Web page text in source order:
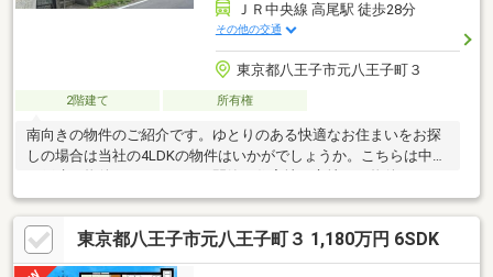
ＪＲ中央線 高尾駅 徒歩28分
その他の交通
東京都八王子市元八王子町３
2階建て 所有権
南向きの物件のご紹介です。ゆとりのある快適なお住まいをお探
しの場合は当社の4LDKの物件はいかがでしょうか。こちらは中古
駐輪場が利用できるので、自転車の盗難の心配がありません。休
日には庭10坪以上であれば大人数でバーベキューも楽しめます。
立地が良いので眺めも素晴らしいです。
東京都八王子市元八王子町３ 1,180万円 6SDK